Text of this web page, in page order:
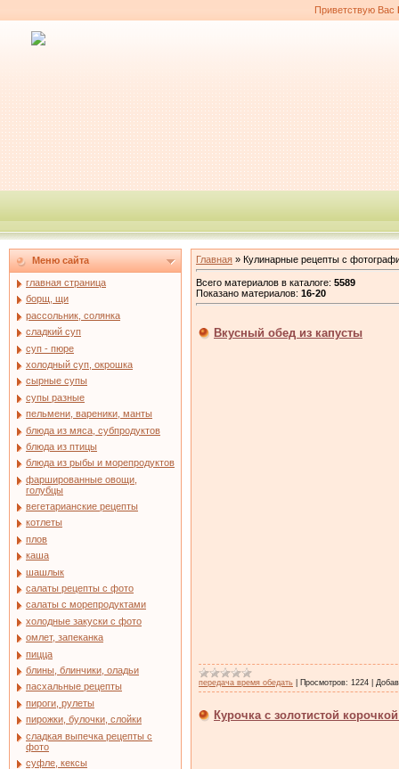
Приветствую Вас
Меню сайта
главная страница
борщ, щи
рассольник, солянка
сладкий суп
суп - пюре
холодный суп, окрошка
сырные супы
супы разные
пельмени, вареники, манты
блюда из мяса, субпродуктов
блюда из птицы
блюда из рыбы и морепродуктов
фаршированные овощи,
голубцы
вегетарианские рецепты
котлеты
плов
каша
шашлык
салаты рецепты с фото
салаты с морепродуктами
холодные закуски с фото
омлет, запеканка
пицца
блины, блинчики, оладьи
пасхальные рецепты
пироги, рулеты
пирожки, булочки, слойки
сладкая выпечка рецепты с
фото
суфле, кексы
Главная » Кулинарные рецепты с
Всего материалов в каталоге: 5589
Показано материалов: 16-20
Вкусный обед из капусты
передача время обедать Просмотров: 1224
Курочка с золотистой